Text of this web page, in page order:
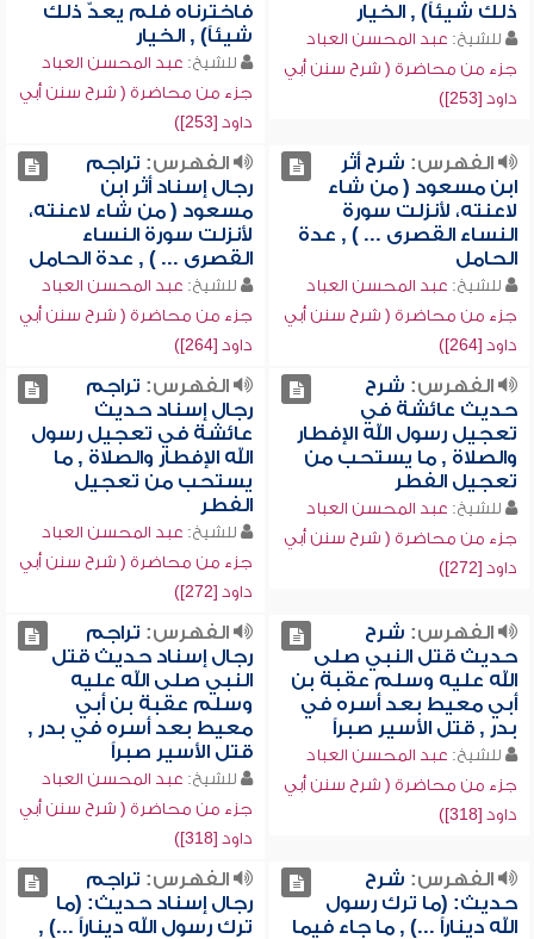
ذلك شيئاً) , الخيار
للشيخ: عبد المحسن العباد
جزء من محاضرة ( شرح سنن أبي
داود [253])
فاخترناه فلم يعدّ ذلك
شيئاً) , الخيار
للشيخ: عبد المحسن العباد
جزء من محاضرة ( شرح سنن أبي
داود [253])
الفهرس: شرح أثر
ابن مسعود ( من شاء
لاعنته، لأنزلت سورة
النساء القصرى ... ) , عدة
الحامل
للشيخ: عبد المحسن العباد
جزء من محاضرة ( شرح سنن أبي
داود [264])
الفهرس: تراجم
رجال إسناد أثر ابن
مسعود ( من شاء لاعنته،
لأنزلت سورة النساء
القصرى ... ) , عدة الحامل
للشيخ: عبد المحسن العباد
جزء من محاضرة ( شرح سنن أبي
داود [264])
الفهرس: شرح
حديث عائشة في
تعجيل رسول الله الإفطار
والصلاة , ما يستحب من
تعجيل الفطر
للشيخ: عبد المحسن العباد
جزء من محاضرة ( شرح سنن أبي
داود [272])
الفهرس: تراجم
رجال إسناد حديث
عائشة في تعجيل رسول
الله الإفطار والصلاة , ما
يستحب من تعجيل
الفطر
للشيخ: عبد المحسن العباد
جزء من محاضرة ( شرح سنن أبي
داود [272])
الفهرس: شرح
حديث قتل النبي صلى
الله عليه وسلم عقبة بن
أبي معيط بعد أسره في
بدر , قتل الأسير صبراً
للشيخ: عبد المحسن العباد
جزء من محاضرة ( شرح سنن أبي
داود [318])
الفهرس: تراجم
رجال إسناد حديث قتل
النبي صلى الله عليه
وسلم عقبة بن أبي
معيط بعد أسره في بدر ,
قتل الأسير صبراً
للشيخ: عبد المحسن العباد
جزء من محاضرة ( شرح سنن أبي
داود [318])
الفهرس: شرح
حديث: (ما ترك رسول
الله ديناراً ...) , ما جاء فيما
الفهرس: تراجم
رجال إسناد حديث: (ما
ترك رسول الله ديناراً ...) ,